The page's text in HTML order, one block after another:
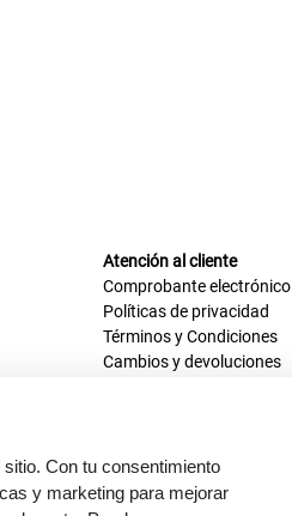
Con tu consentimiento
y marketing para mejorar
Atención al cliente
Comprobante electrónico
Políticas de privacidad
Términos y Condiciones
Cambios y devoluciones